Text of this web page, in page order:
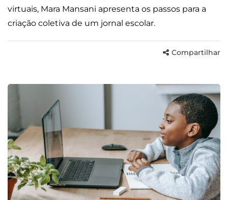
virtuais, Mara Mansani apresenta os passos para a
criação coletiva de um jornal escolar.
Compartilhar